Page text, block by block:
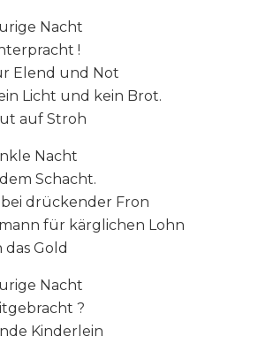
Nacht
!
Elend und Not
Licht und kein Brot.
auf Stroh
Nacht
Schacht.
drückender Fron
für kärglichen Lohn
das Gold
Nacht
?
Kinderlein